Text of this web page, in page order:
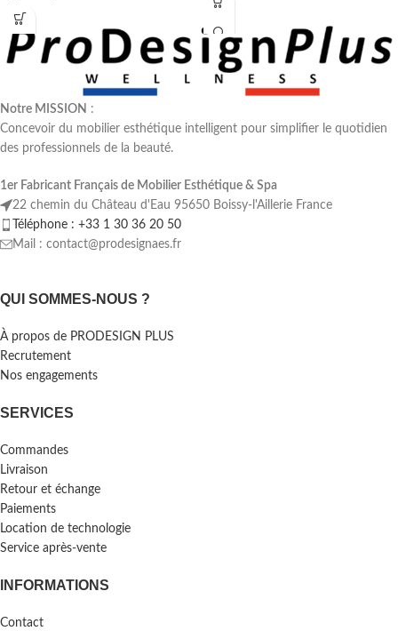
Notre MISSION :
Concevoir du mobilier esthétique intelligent pour simplifier le quotidien
des professionnels de la beauté.
1er Fabricant Français de Mobilier Esthétique & Spa
22 chemin du Château d'Eau 95650 Boissy-l'Aillerie France
Téléphone : +33 1 30 36 20 50
Mail : contact@prodesignaes.fr
QUI SOMMES-NOUS ?
À propos de PRODESIGN PLUS
Recrutement
Nos engagements
SERVICES
Commandes
Livraison
Retour et échange
Paiements
Location de technologie
Service après-vente
INFORMATIONS
Contact